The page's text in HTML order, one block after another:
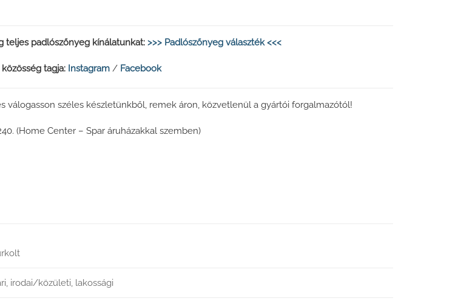
teljes padlószőnyeg kínálatunkat: >>> Padlószőnyeg választék <<<
tagja: Instagram / Facebook
válogasson széles készletünkből, remek áron, közvetlenül a gyártói forgalmazótól!
(Home Center – Spar áruházakkal szemben)
irodai/közületi, lakossági